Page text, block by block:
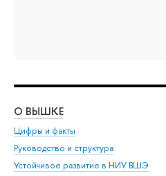
О ВЫШКЕ
Цифры и факты
Руководство и структура
Устойчивое развитие в НИУ ВШЭ